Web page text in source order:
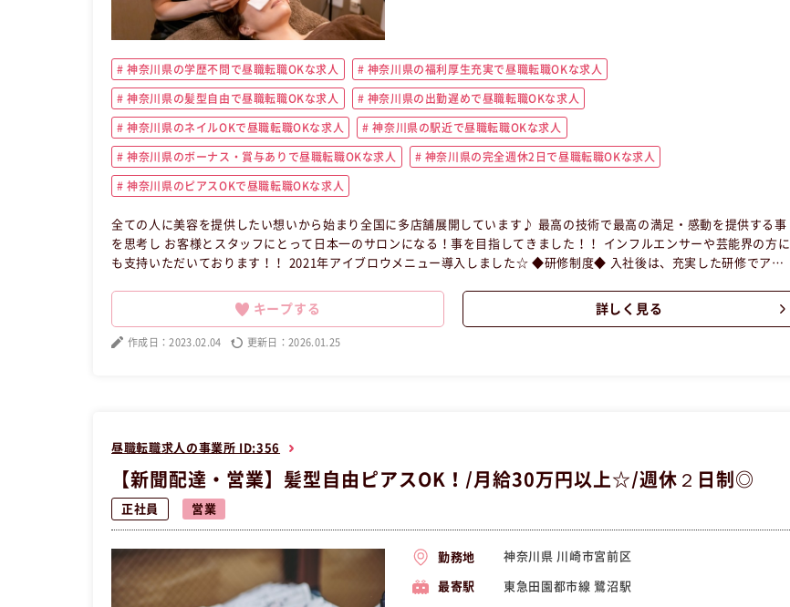
神奈川県の学歴不問で昼職転職OKな求人 神奈川県の福利厚生充実で昼職転職OKな求人
神奈川県の髪型自由で昼職転職OKな求人 神奈川県の出勤遅めで昼職転職OKな求人
神奈川県のネイルOKで昼職転職OKな求人 神奈川県の駅近で昼職転職OKな求人
神奈川県のボーナス・賞与ありで昼職転職OKな求人 神奈川県の完全週休2日で昼職転職OKな求人
神奈川県のピアスOKで昼職転職OKな求人
全ての人に美容を提供したい想いから始まり全国に多店舗展開しています♪ 最高の技術で最高の満足・感動を提供する事
を思考し お客様とスタッフにとって日本一のサロンになる！事を目指してきました！！ インフルエンサーや芸能界の方に
も支持いただいております！！ 2021年アイブロウメニュー導入しました☆ ◆研修制度◆ 入社後は、充実した研修でアイ
る様しっかりサポートしていきますよ♪ ～デビューまでの流れ～ ①座学や理論を勉強 （約2～3日） ②営業時間内でモデ
ルさんへの施術（約1ヵ月） ※モデルさんの募集はサポートします！ ③サロンワークの研修 ④デビュー！ 【昼職・転職・
求人】 この昼職求人は神奈川県川崎市川崎区正社員サービス業の昼職へ転職したい方の求人です。
キープする 詳しく見る
作成日：2023.02.04 更新日：2026.01.25
昼職転職求人の事業所 ID:356
【新聞配達・営業】髪型自由ピアスOK！/月給30万円以上☆/週休２日制◎
正社員 営業
勤務地 神奈川県 川崎市宮前区
最寄駅 東急田園都市線 鷺沼駅